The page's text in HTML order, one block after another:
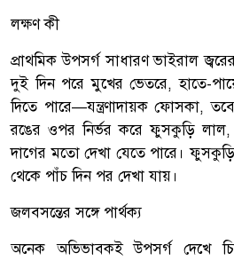
লক্ষণ কী
প্রাথমিক উপসর্গ সাধারণ ভাইরাল
দুই দিন পরে মুখের ভেতরে, হাতে-
দিতে পারে—যন্ত্রণাদায়ক ফোসকা,
রঙের ওপর নির্ভর করে ফুসকুড়ি
দাগের মতো দেখা যেতে পারে।
থেকে পাঁচ দিন পর দেখা যায়।
জলবসন্তের সঙ্গে পার্থক্য
অনেক অভিভাবকই উপসর্গ দেখে